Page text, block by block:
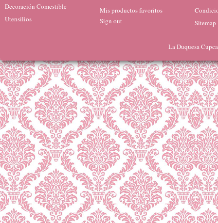
Decoración Comestible
Utensilios
Mis productos favoritos
Sign out
Sitemap
La Duquesa